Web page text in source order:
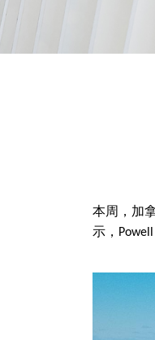
本周，加
示，